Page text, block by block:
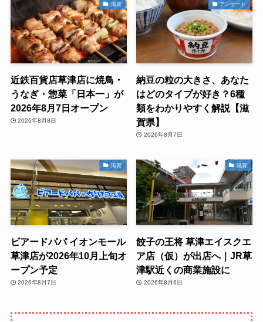
滋賀
近鉄百貨店草津店に焼鳥・
うなぎ・惣菜「日本一」が
2026年8月7日オープン
2026年8月8日
アンケート
納豆の粒の大きさ、あなた
はどのタイプが好き？6種
類をわかりやすく解説【滋
賀県】
2026年8月7日
滋賀
ビアードパパ イオンモール
草津店が2026年10月上旬オ
ープン予定
2026年8月7日
滋賀
餃子の王将 草津エイスクエ
ア店（仮）が出店へ｜JR草
津駅近くの商業施設に
2026年8月6日